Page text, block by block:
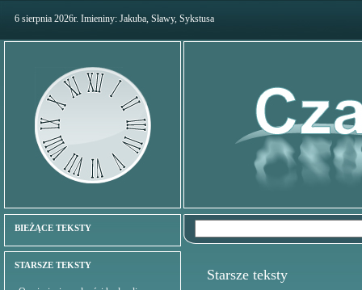
6 sierpnia 2026r. Imieniny: Jakuba, Sławy, Sykstusa
BIEŻĄCE TEKSTY
STARSZE TEKSTY
Starsze teksty